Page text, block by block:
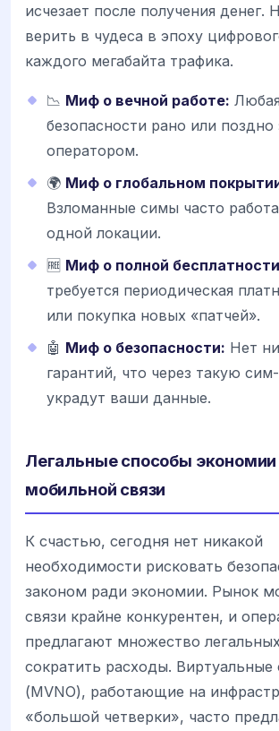
исчезает после получения денег.
верить в чудеса в эпоху
каждого мегабайта трафика.
📉 Миф о вечной работе:
безопасности рано или поздно
оператором.
🌍 Миф о глобальном
Взломанные симы часто
одной локации.
🆓 Миф о полной
требуется периодическая
или покупка новых «патчей».
🤖 Миф о безопасности: Нет
гарантий, что через такую
украдут ваши данные.
Легальные способы экономии
мобильной связи
К счастью, сегодня нет никакой
необходимости рисковать
законом ради экономии. Рынок
связи крайне конкурентен, и
предлагают множество
сократить расходы. Виртуальные
(MVNO), работающие на
«большой четверки», часто